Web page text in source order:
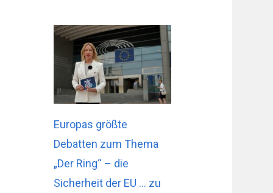
Europas größte
Debatten zum Thema
„Der Ring“ – die
Sicherheit der EU … zu